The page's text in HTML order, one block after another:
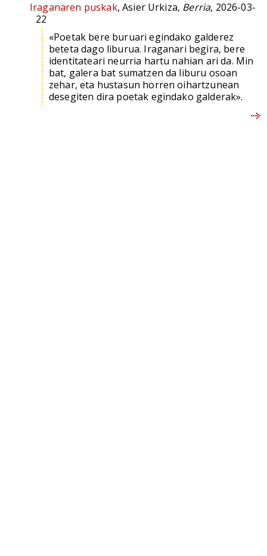
Iraganaren puskak, Asier Urkiza, Berria, 2026-03-
22
«Poetak bere buruari egindako galderez
beteta dago liburua. Iraganari begira, bere
identitateari neurria hartu nahian ari da. Min
bat, galera bat sumatzen da liburu osoan
zehar, eta hustasun horren oihartzunean
desegiten dira poetak egindako galderak».